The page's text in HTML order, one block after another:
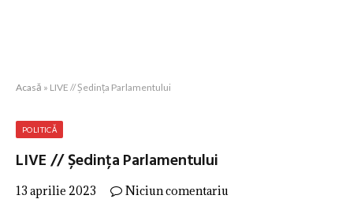
Acasă » LIVE // Ședința Parlamentului
POLITICĂ
LIVE // Ședința Parlamentului
13 aprilie 2023 Niciun comentariu